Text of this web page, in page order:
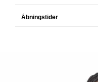
Åbningstider